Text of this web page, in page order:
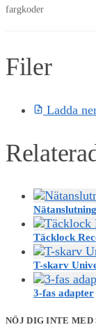
fargkoder
Filer
Ladda
Nätanslutning
Täcklock
T-skarv
3-fas adapter
NÖJ DIG INTE MED